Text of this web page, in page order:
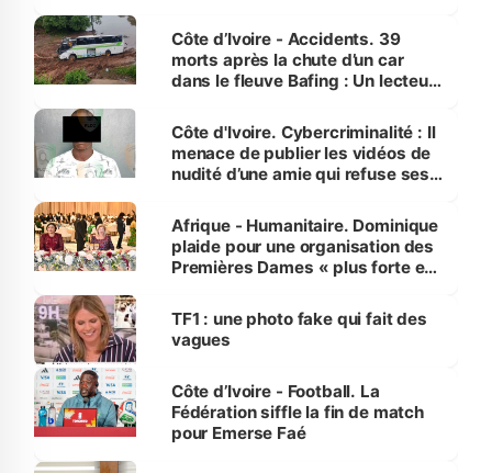
Côte d’Ivoire - Accidents. 39
morts après la chute d’un car
dans le fleuve Bafing : Un lecteur
des Transports
Côte d'Ivoire. Cybercriminalité : Il
menace de publier les vidéos de
nudité d’une amie qui refuse ses
Afrique - Humanitaire. Dominique
plaide pour une organisation des
Premières Dames « plus forte et
sur la scène internationale »
TF1 : une photo fake qui fait des
vagues
Côte d’Ivoire - Football. La
Fédération siffle la fin de match
pour Emerse Faé